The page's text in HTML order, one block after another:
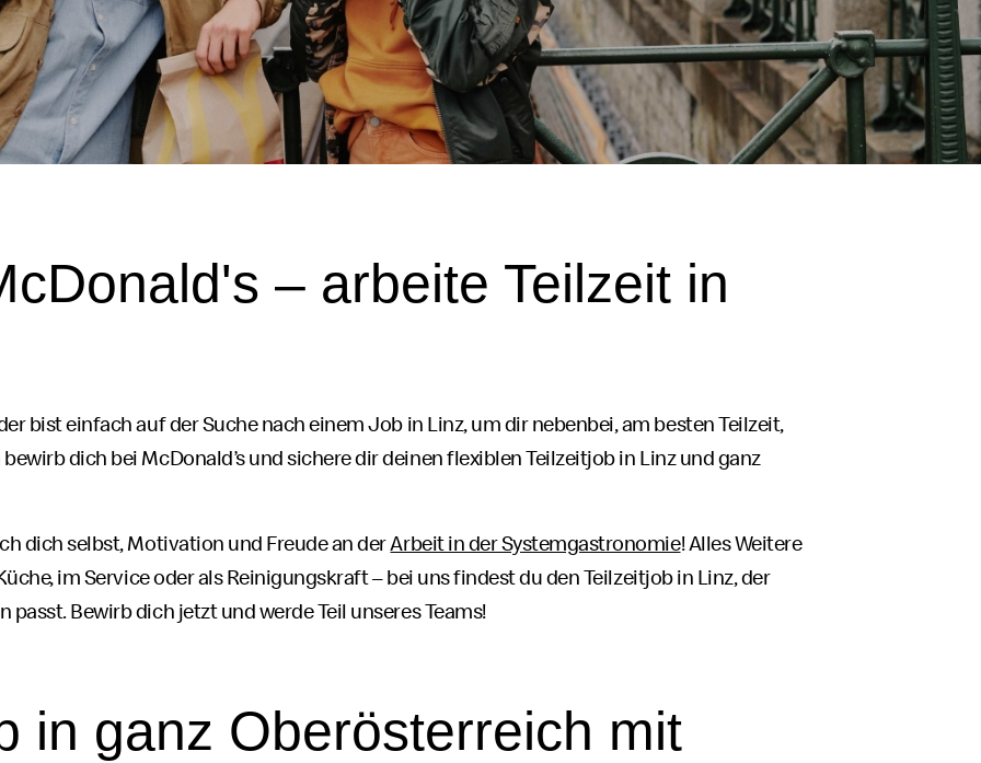
– arbeite Teilzeit in
bist einfach auf der Suche nach einemJobin Linz, um dir nebenbei, am besten Teilzeit,
bewirb dich bei McDonald’sund sichere dir deinen flexiblen Teilzeitjobin Linz und ganz
dich selbst, Motivation und Freude an derArbeit in der Systemgastronomie! Alles Weitere
imServiceoder als Reinigungskraft – bei uns findest du den Teilzeitjobin Linz, der
Bewirb dich jetzt und werde Teil unseresTeams!
in ganz Oberösterreich mit